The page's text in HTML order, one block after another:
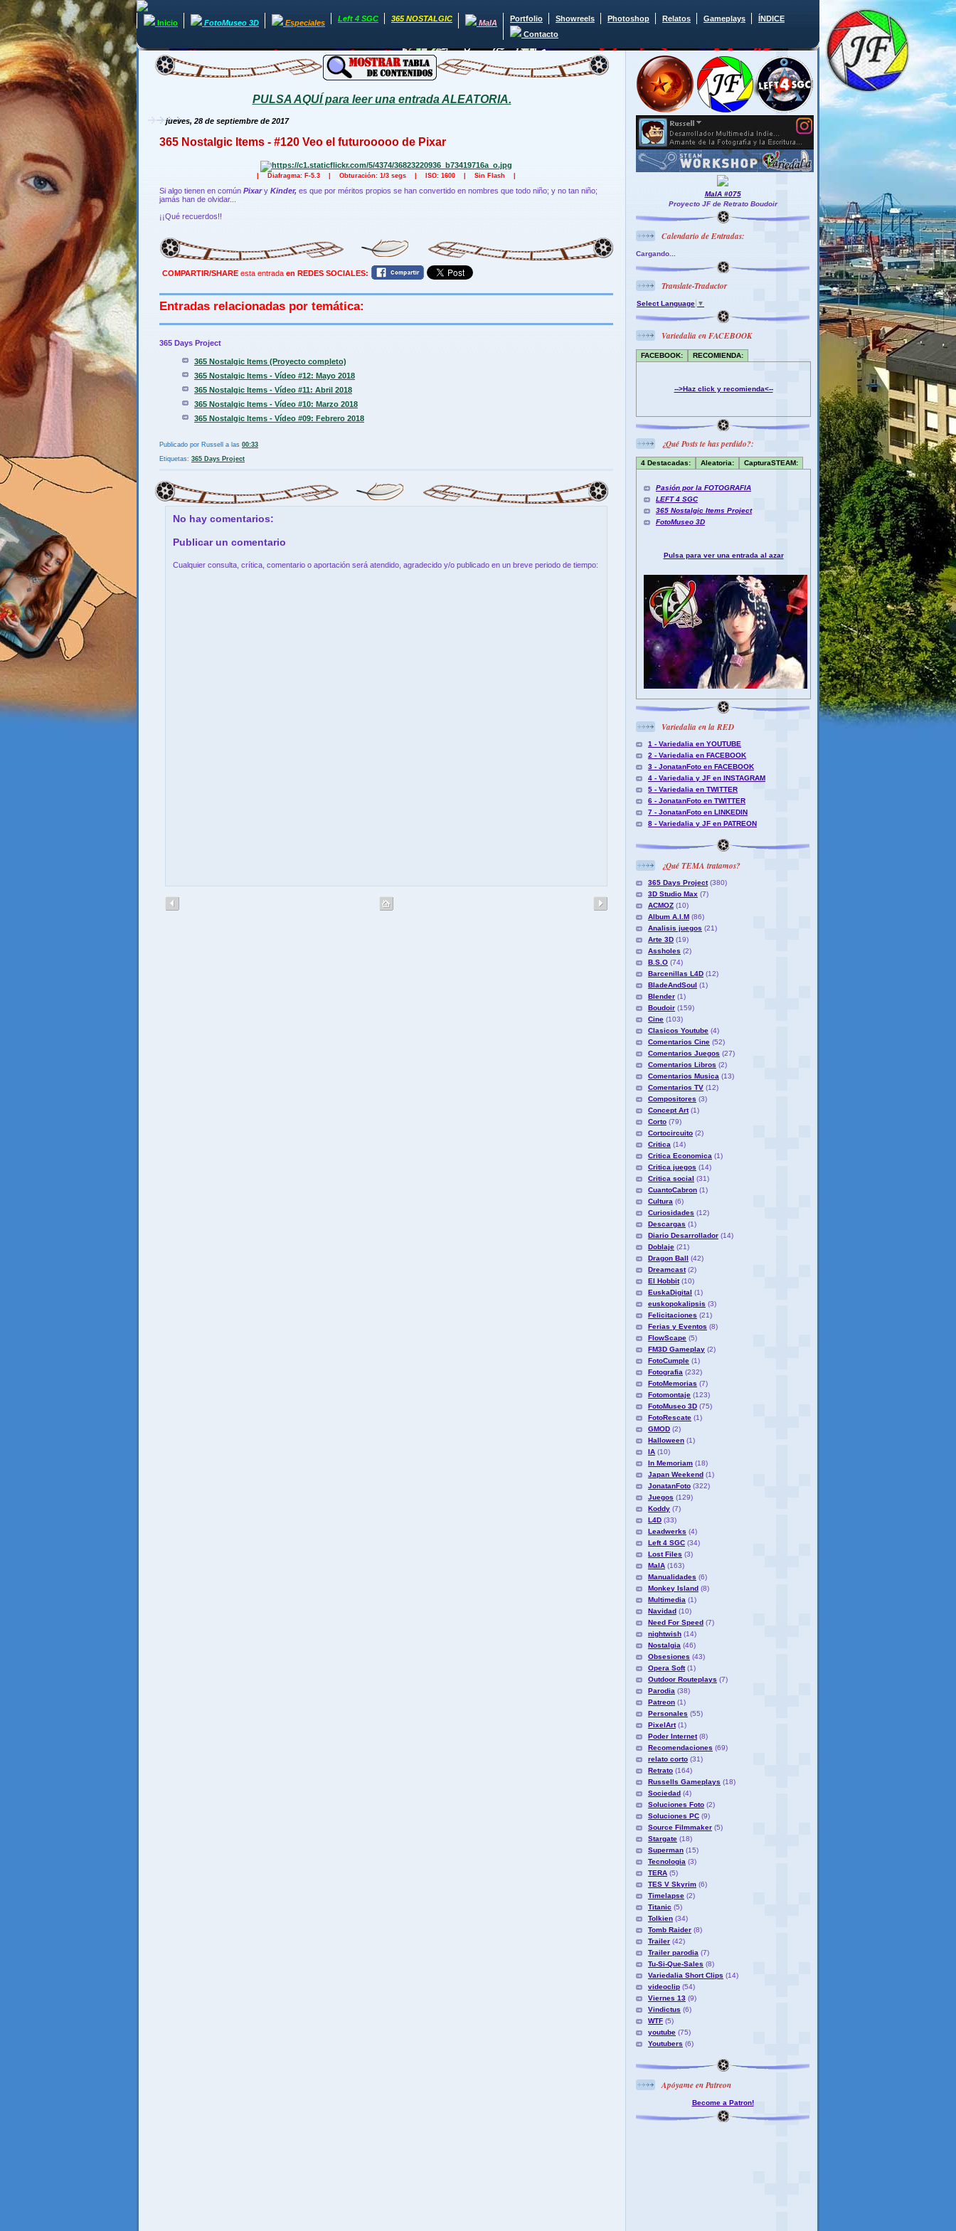
Inicio FotoMuseo 3D Especiales Left 4 SGC 365 NOSTALGIC MaIA Portfolio Showreels Photoshop Relatos Gameplays
ÍNDICE
Contacto
PULSA AQUÍ para leer una entrada ALEATORIA.
jueves, 28 de septiembre de 2017
365 Nostalgic Items - #120 Veo el futurooooo de Pixar
| Diafragma: F-5.3 | Obturación: 1/3 segs | ISO: 1600 | Sin Flash |
Si algo tienen en común Pixary Kinder, es que por méritos propios se han convertido en nombres que todo niño; y no tan niño;
jamás han de olvidar...
¡¡Qué recuerdos!!
COMPARTIR/SHARE esta entrada en REDES SOCIALES:
Entradas relacionadas por temática:
365 Days Project
365 Nostalgic Items (Proyecto completo)
365 Nostalgic Items - Vídeo #12: Mayo 2018
365 Nostalgic Items - Vídeo #11: Abril 2018
365 Nostalgic Items - Vídeo #10: Marzo 2018
365 Nostalgic Items - Vídeo #09: Febrero 2018
Publicado por Russell a las 00:33
Etiquetas: 365 Days Project
No hay comentarios:
Publicar un comentario
Cualquier consulta, crítica, comentario o aportación será atendido, agradecido y/o publicado en un breve periodo de tiempo:
MaIA #075
Proyecto JF de Retrato Boudoir
Calendario de Entradas:
Cargando...
Translate-Traductor
Select Language ▼
Variedalia en FACEBOOK
FACEBOOK: RECOMIENDA:
-->Haz click y recomienda<--
¿Qué Posts te has perdido?:
4 Destacadas: Aleatoria: CapturaSTEAM:
Pasión por la FOTOGRAFIA
LEFT 4 SGC
365 Nostalgic Items Project
FotoMuseo 3D
Pulsa para ver una entrada al azar
Variedalia en la RED
1 - Variedalia en YOUTUBE
2 - Variedalia en FACEBOOK
3 - JonatanFoto en FACEBOOK
4 - Variedalia y JF en INSTAGRAM
5 - Variedalia en TWITTER
6 - JonatanFoto en TWITTER
7 - JonatanFoto en LINKEDIN
8 - Variedalia y JF en PATREON
¿Qué TEMA tratamos?
365 Days Project (380)
3D Studio Max (7)
ACMOZ (10)
Album A.I.M (86)
Analisis juegos (21)
Arte 3D (19)
Assholes (2)
B.S.O (74)
Barcenillas L4D (12)
BladeAndSoul (1)
Blender (1)
Boudoir (159)
Cine (103)
Clasicos Youtube (4)
Comentarios Cine (52)
Comentarios Juegos (27)
Comentarios Libros (2)
Comentarios Musica (13)
Comentarios TV (12)
Compositores (3)
Concept Art (1)
Corto (79)
Cortocircuito (2)
Critica (14)
Critica Economica (1)
Critica juegos (14)
Critica social (31)
CuantoCabron (1)
Cultura (6)
Curiosidades (12)
Descargas (1)
Diario Desarrollador (14)
Doblaje (21)
Dragon Ball (42)
Dreamcast (2)
El Hobbit (10)
EuskaDigital (1)
euskopokalipsis (3)
Felicitaciones (21)
Ferias y Eventos (8)
FlowScape (5)
FM3D Gameplay (2)
FotoCumple (1)
Fotografia (232)
FotoMemorias (7)
Fotomontaje (123)
FotoMuseo 3D (75)
FotoRescate (1)
GMOD (2)
Halloween (1)
IA (10)
In Memoriam (18)
Japan Weekend (1)
JonatanFoto (322)
Juegos (129)
Koddy (7)
L4D (33)
Leadwerks (4)
Left 4 SGC (34)
Lost Files (3)
MaIA (163)
Manualidades (6)
Monkey Island (8)
Multimedia (1)
Navidad (10)
Need For Speed (7)
nightwish (14)
Nostalgia (46)
Obsesiones (43)
Opera Soft (1)
Outdoor Routeplays (7)
Parodia (38)
Patreon (1)
Personales (55)
PixelArt (1)
Poder Internet (8)
Recomendaciones (69)
relato corto (31)
Retrato (164)
Russells Gameplays (18)
Sociedad (4)
Soluciones Foto (2)
Soluciones PC (9)
Source Filmmaker (5)
Stargate (18)
Superman (15)
Tecnologia (3)
TERA (5)
TES V Skyrim (6)
Timelapse (2)
Titanic (5)
Tolkien (34)
Tomb Raider (8)
Trailer (42)
Trailer parodia (7)
Tu-Si-Que-Sales (8)
Variedalia Short Clips (14)
videoclip (54)
Viernes 13 (9)
Vindictus (6)
WTF (5)
youtube (75)
Youtubers (6)
Apóyame en Patreon
Become a Patron!